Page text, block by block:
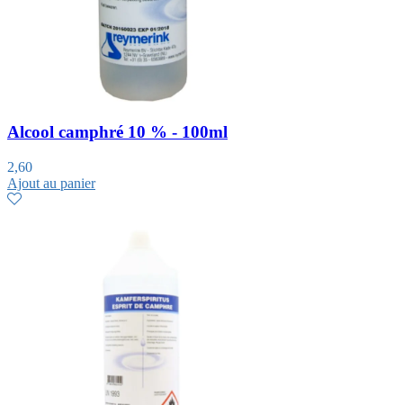
Alcool camphré 10 % - 100ml
2,60
Ajout au panier